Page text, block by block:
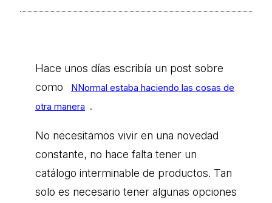
Hace unos días escribía un post sobre
como
NNormal estaba haciendo las cosas de
otra manera .
No necesitamos vivir en una novedad
constante, no hace falta tener un
catálogo interminable de productos. Tan
solo es necesario tener algunas opciones